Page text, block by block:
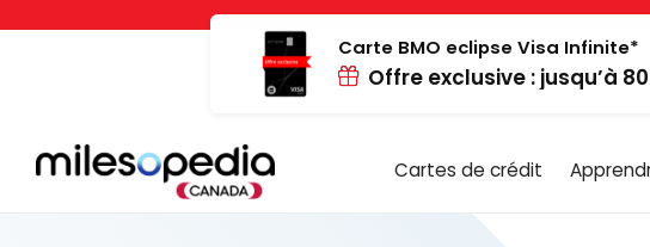
Panneau de gestion des cookies
Carte BMO eclipse Visa Infinite*
Offre exclusive : jusqu’à
Cartes de crédit